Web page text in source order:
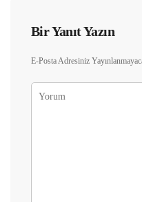
Bir Yanıt Yazın
E-Posta Adresiniz